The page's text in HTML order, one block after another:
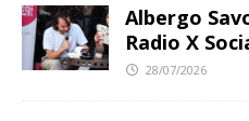
Albergo
Radio X
28/07/2026